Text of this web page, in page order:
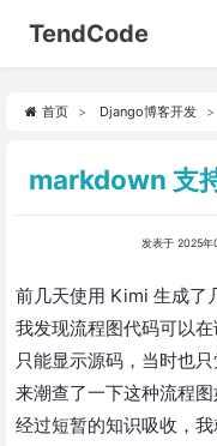
TendCode
首页 Django博客开发
markdown 支
发表于 2025年
前几天使用 Kimi 生成了
我发现流程图代码可以
只能显示源码，当时也
来潮查了一下这种流程
经过短暂的知识吸收，我